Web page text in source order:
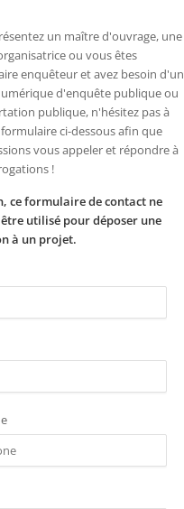
un maître d'ouvrage, une
ou vous êtes
enquêteur et avez besoin d'un
d'enquête publique ou
publique, n'hésitez pas à
ci-dessous afin que
vous appeler et répondre à
!
ce formulaire de contact ne
utilisé pour déposer une
à un projet.